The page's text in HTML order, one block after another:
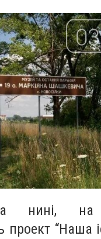
нині, на
проект “Наша